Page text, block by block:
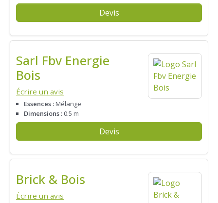
Devis
Sarl Fbv Energie
Bois
Écrire un avis
Essences :Mélange
Dimensions : 0.5 m
Devis
Brick & Bois
Écrire un avis